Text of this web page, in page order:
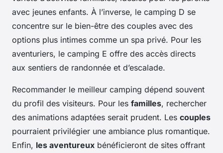
avec jeunes enfants. À l’inverse, le camping D se
concentre sur le bien-être des couples avec des
options plus intimes comme un spa privé. Pour les
aventuriers, le camping E offre des accès directs
aux sentiers de randonnée et d’escalade.
Recommander le meilleur camping dépend souvent
du profil des visiteurs. Pour les familles, rechercher
des animations adaptées serait prudent. Les couples
pourraient privilégier une ambiance plus romantique.
Enfin, les aventureux bénéficieront de sites offrant